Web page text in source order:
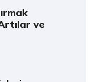
ve